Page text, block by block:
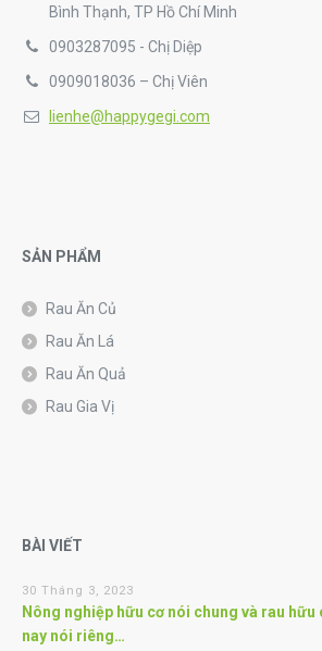
Bình Thạnh, TP Hồ Chí Minh
0903287095 - Chị Diệp
0909018036 – Chị Viên
lienhe@happygegi.com
SẢN PHẨM
Rau Ăn Củ
Rau Ăn Lá
Rau Ăn Quả
Rau Gia Vị
BÀI VIẾT
30 Tháng 3, 2023
Nông nghiệp hữu cơ nói chung và rau hữu
nay nói riêng…